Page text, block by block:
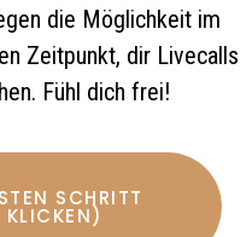
die Möglichkeit im
Zeitpunkt, dir Livecalls
Fühl dich frei!
SCHRITT